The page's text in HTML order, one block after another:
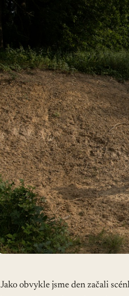
Jako obvykle jsme den začali